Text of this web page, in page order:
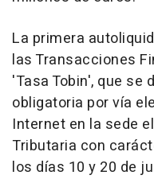
La primera
las Transacciones
'Tasa Tobin', que se
obligatoria por vía
Internet en la sede
Tributaria con
los días 10 y 20 de